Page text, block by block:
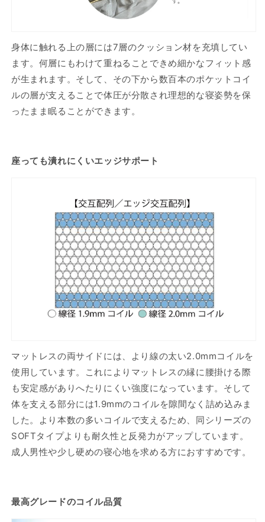
身体に触れる上の層には7層のクッション材を充填してい
ます。何層にもわけて重ねることできめ細かなフィット感
が生まれます。そして、その下から数百本のポケットコイ
ルの層が支えることで体圧が分散され理想的な寝姿勢を保
ったまま眠ることができます。
座っても潰れにくいエッジサポート
マットレスの両サイドには、より線の太い2.0mmコイルを
使用しています。これによりマットレスの縁に腰掛ける際
も安定感がありへたりにくい強度になっています。そして
体を支える部分には1.9mmのコイルを隙間なく詰め込みま
した。より本数の多いコイルで支えるため、同シリーズの
SOFTタイプよりも耐久性と反発力がアップしています。
成人男性や少し硬めの寝心地を求める方におすすめです。
最高グレードのコイル品質